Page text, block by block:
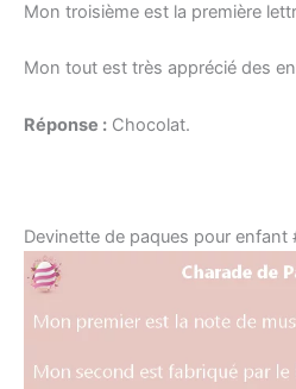
Mon troisième est la première
Mon tout est très apprécié des
Réponse : Chocolat.
Devinette de paques pour enfant